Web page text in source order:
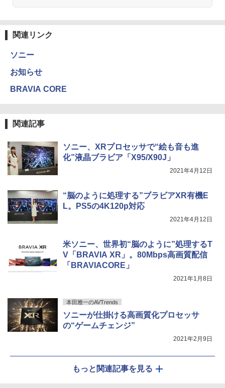
関連リンク
ソニー
お知らせ
BRAVIA CORE
関連記事
ソニー、XRプロセッサで“絵も音も進
化”液晶ブラビア「X95/X90J」
2021年4月12日
“脳のように処理する”ブラビアXR有機E
L。PS5の4K120p対応
2021年4月12日
米ソニー、世界初“脳のように”処理するT
V「BRAVIA XR」。80Mbps高画質配信
「BRAVIACORE」
2021年1月8日
本田雅一のAVTrends
ソニーが仕掛ける高画質化プロセッサ
の“ゲームチェンジ”
2021年2月9日
もっと関連記事を見る